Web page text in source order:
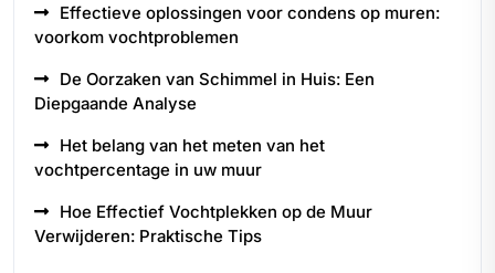
Effectieve oplossingen voor condens op muren:
voorkom vochtproblemen
De Oorzaken van Schimmel in Huis: Een
Diepgaande Analyse
Het belang van het meten van het
vochtpercentage in uw muur
Hoe Effectief Vochtplekken op de Muur
Verwijderen: Praktische Tips